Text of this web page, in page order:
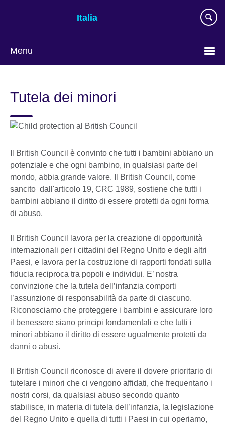
Italia
Menu
Tutela dei minori
Il British Council è convinto che tutti i bambini abbiano un
potenziale e che ogni bambino, in qualsiasi parte del
mondo, abbia grande valore. Il British Council, come
sancito dall'articolo 19, CRC 1989, sostiene che tutti i
bambini abbiano il diritto di essere protetti da ogni forma
di abuso.
Il British Council lavora per la creazione di opportunità
internazionali per i cittadini del Regno Unito e degli altri
Paesi, e lavora per la costruzione di rapporti fondati sulla
fiducia reciproca tra popoli e individui. E’ nostra
convinzione che la tutela dell’infanzia comporti
l’assunzione di responsabilità da parte di ciascuno.
Riconosciamo che proteggere i bambini e assicurare loro
il benessere siano principi fondamentali e che tutti i
minori abbiano il diritto di essere ugualmente protetti da
danni o abusi.
Il British Council riconosce di avere il dovere prioritario di
tutelare i minori che ci vengono affidati, che frequentano i
nostri corsi, da qualsiasi abuso secondo quanto
stabilisce, in materia di tutela dell’infanzia, la legislazione
del Regno Unito e quella di tutti i Paesi in cui operiamo,